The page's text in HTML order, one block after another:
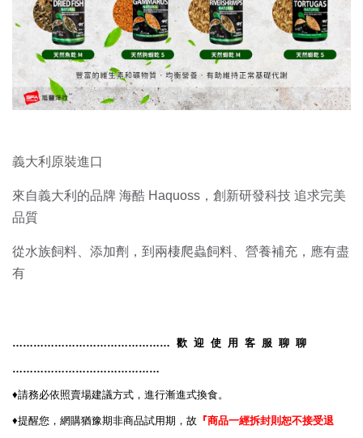
義大利原裝進口
來自義大利的品牌 海酷 Haquoss，創新研發科技 追求完美
品質
從水族飼料、添加劑，到兩棲爬蟲飼料、營養補充，應有盡
有
……………………………………… 歡 迎 使 用 客 服 聊 聊
……………………………………
♦️請務必依照賣場建議方式，進行漸進式換食。
♦️提醒您，網購猶豫期非商品試用期，故 『商品一經拆封則恕不接受退